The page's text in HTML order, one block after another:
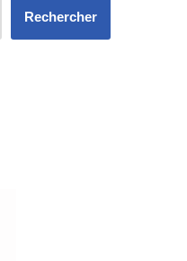
Rechercher